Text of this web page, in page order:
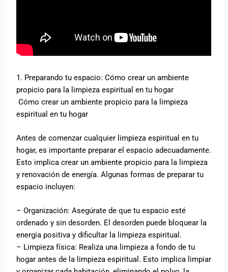
1. Preparando tu espacio: Cómo crear un ambiente
propicio para la limpieza espiritual en tu hogar
Cómo crear un ambiente propicio para la limpieza
espiritual en tu hogar
Antes de comenzar cualquier limpieza espiritual en tu
hogar, es importante preparar el espacio adecuadamente.
Esto implica crear un ambiente propicio para la limpieza
y renovación de energía. Algunas formas de preparar tu
espacio incluyen:
– Organización: Asegúrate de que tu espacio esté
ordenado y sin desorden. El desorden puede bloquear la
energía positiva y dificultar la limpieza espiritual.
– Limpieza física: Realiza una limpieza a fondo de tu
hogar antes de la limpieza espiritual. Esto implica limpiar